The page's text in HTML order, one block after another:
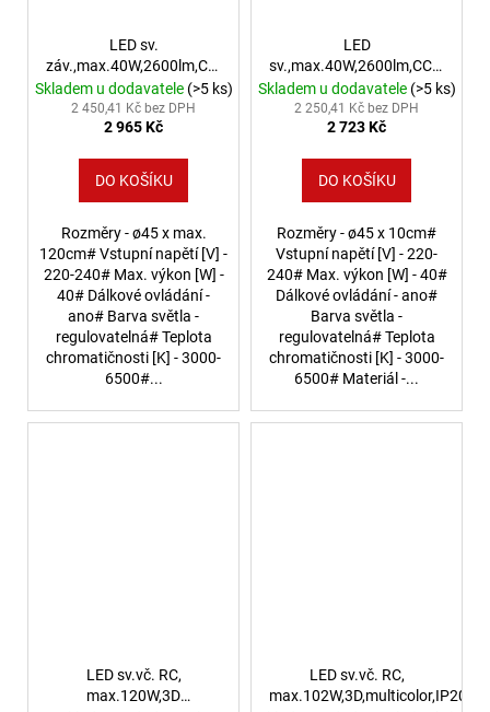
LED sv.
záv.,max.40W,2600lm,CCT,3000-
6500K,IP20,bílá
Skladem u dodavatele (>5 ks)
2 450,41 Kč bez DPH
2 965 Kč
DO KOŠÍKU
Rozměry - ø45 x max.
120cm# Vstupní napětí [V] -
220-240# Max. výkon [W] -
40# Dálkové ovládání -
ano# Barva světla -
regulovatelná# Teplota
chromatičnosti [K] - 3000-
6500#...
LED
sv.,max.40W,2600lm,CCT,3000-
6500K,IP20,bílá
Skladem u dodavatele (>5 ks)
2 250,41 Kč bez DPH
2 723 Kč
DO KOŠÍKU
Rozměry - ø45 x 10cm#
Vstupní napětí [V] - 220-
240# Max. výkon [W] - 40#
Dálkové ovládání - ano#
Barva světla -
regulovatelná# Teplota
chromatičnosti [K] - 3000-
6500# Materiál -...
LED sv.vč. RC,
max.120W,3D
LED sv.vč. RC,
max.102W,3D,multicolor,IP20